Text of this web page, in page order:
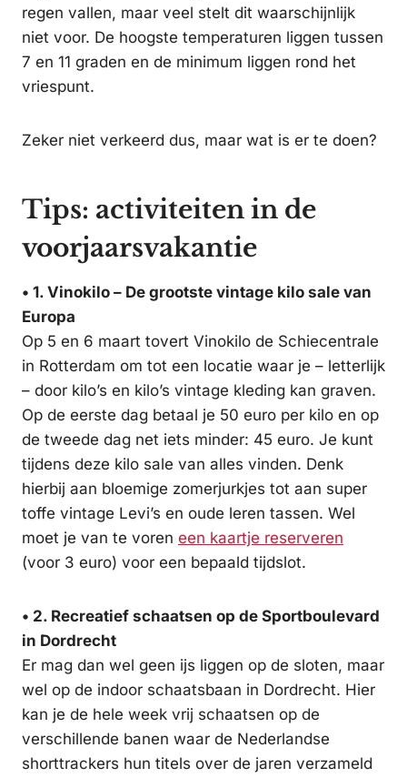
regen vallen, maar veel stelt dit waarschijnlijk
niet voor. De hoogste temperaturen liggen tussen
7 en 11 graden en de minimum liggen rond het
vriespunt.
Zeker niet verkeerd dus, maar wat is er te doen?
Tips: activiteiten in de
voorjaarsvakantie
• 1. Vinokilo – De grootste vintage kilo sale van
Europa
Op 5 en 6 maart tovert Vinokilo de Schiecentrale
in Rotterdam om tot een locatie waar je – letterlijk
– door kilo’s en kilo’s vintage kleding kan graven.
Op de eerste dag betaal je 50 euro per kilo en op
de tweede dag net iets minder: 45 euro. Je kunt
tijdens deze kilo sale van alles vinden. Denk
hierbij aan bloemige zomerjurkjes tot aan super
toffe vintage Levi’s en oude leren tassen. Wel
moet je van te voren een kaartje reserveren
(voor 3 euro) voor een bepaald tijdslot.
• 2. Recreatief schaatsen op de Sportboulevard
in Dordrecht
Er mag dan wel geen ijs liggen op de sloten, maar
wel op de indoor schaatsbaan in Dordrecht. Hier
kan je de hele week vrij schaatsen op de
verschillende banen waar de Nederlandse
shorttrackers hun titels over de jaren verzameld